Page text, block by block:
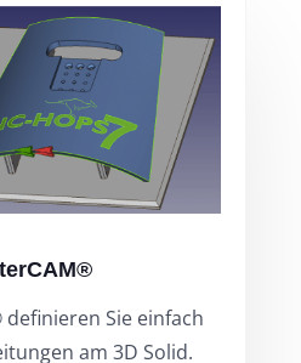
Sie einfach
am 3D Solid.